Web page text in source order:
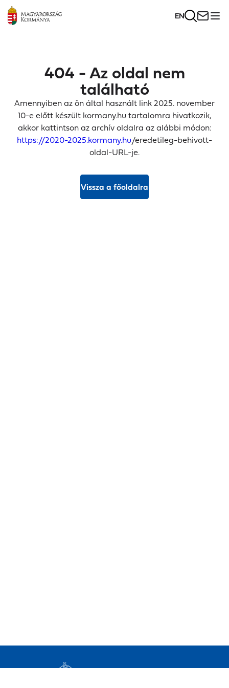
EN
404 - Az oldal nem
található
Amennyiben az ön által használt link 2025. november
10-e előtt készült kormany.hu tartalomra hivatkozik,
akkor kattintson az archív oldalra az alábbi módon:
https://2020-2025.kormany.hu/eredetileg-behivott-
oldal-URL-je.
Vissza a főoldalra